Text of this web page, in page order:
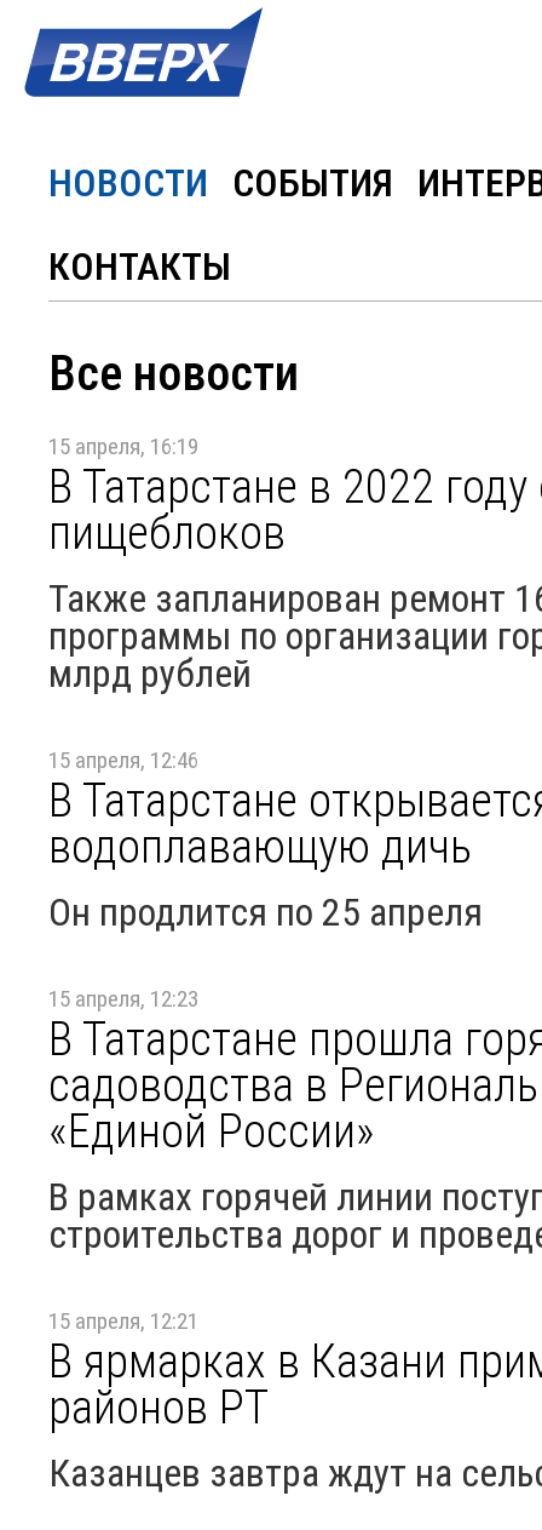
НОВОСТИ СОБЫТИЯ
КОНТАКТЫ
Все новости
15 апреля, 16:19
В Татарстане в 2022
пищеблоков
Также запланирован ремонт
программы по организации
млрд рублей
15 апреля, 12:46
В Татарстане
водоплавающую дичь
Он продлится по 25 апреля
15 апреля, 12:23
В Татарстане прошла
садоводства в
«Единой России»
В рамках горячей линии
строительства дорог и
15 апреля, 12:21
В ярмарках в Казани
районов РТ
Казанцев завтра ждут на